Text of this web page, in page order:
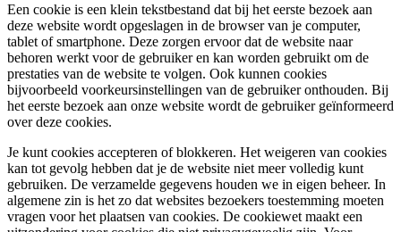
Een cookie is een klein tekstbestand dat bij het eerste bezoek aan
deze website wordt opgeslagen in de browser van je computer,
tablet of smartphone. Deze zorgen ervoor dat de website naar
behoren werkt voor de gebruiker en kan worden gebruikt om de
prestaties van de website te volgen. Ook kunnen cookies
bijvoorbeeld voorkeursinstellingen van de gebruiker onthouden. Bij
het eerste bezoek aan onze website wordt de gebruiker geïnformeerd
over deze cookies.
Je kunt cookies accepteren of blokkeren. Het weigeren van cookies
kan tot gevolg hebben dat je de website niet meer volledig kunt
gebruiken. De verzamelde gegevens houden we in eigen beheer. In
algemene zin is het zo dat websites bezoekers toestemming moeten
vragen voor het plaatsen van cookies. De cookiewet maakt een